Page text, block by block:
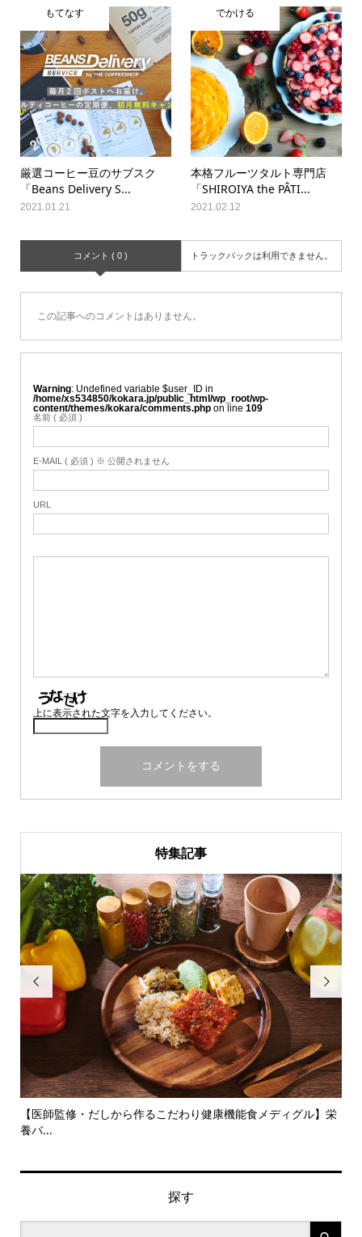
もてなす
厳選コーヒー豆のサブスク
「Beans Delivery S...
2021.01.21
でかける
本格フルーツタルト専門店
「SHIROIYA the PÂTI...
2021.02.12
コメント ( 0 ) トラックバックは利用できません。
この記事へのコメントはありません。
Warning : Undefined variable $user_ID in
/home/xs534850/kokara.jp/public_html/wp_root/wp-
content/themes/kokara/comments.phpon line 109
名前 ( 必須 )
E-MAIL ( 必須 ) ※ 公開されません
URL
上に表示された文字を入力してください。
特集記事

【医師監修・だしから作るこだわり健康機能食メディグル】栄
養バ...

探す